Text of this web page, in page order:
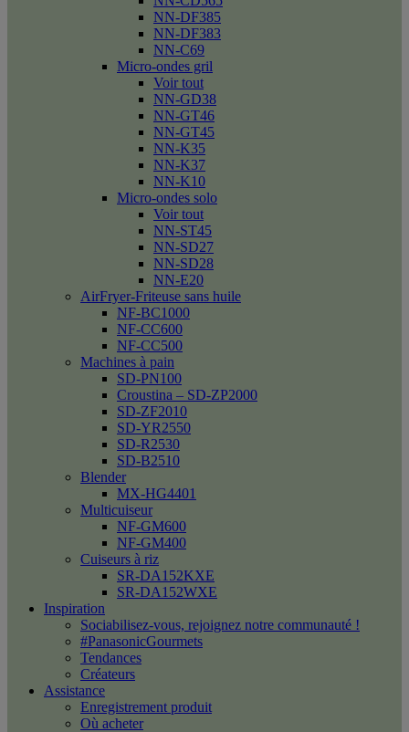
NN-DF385
NN-DF383
NN-C69
Micro-ondes gril
Voir tout
NN-GD38
NN-GT46
NN-GT45
NN-K35
NN-K37
NN-K10
Micro-ondes solo
Voir tout
NN-ST45
NN-SD27
NN-SD28
NN-E20
AirFryer-Friteuse sans huile
NF-BC1000
NF-CC600
NF-CC500
Machines à pain
SD-PN100
Croustina – SD-ZP2000
SD-ZF2010
SD-YR2550
SD-R2530
SD-B2510
Blender
MX-HG4401
Multicuiseur
NF-GM600
NF-GM400
Cuiseurs à riz
SR-DA152KXE
SR-DA152WXE
Inspiration
Sociabilisez-vous, rejoignez notre communauté !
#PanasonicGourmets
Tendances
Créateurs
Assistance
Enregistrement produit
Où acheter